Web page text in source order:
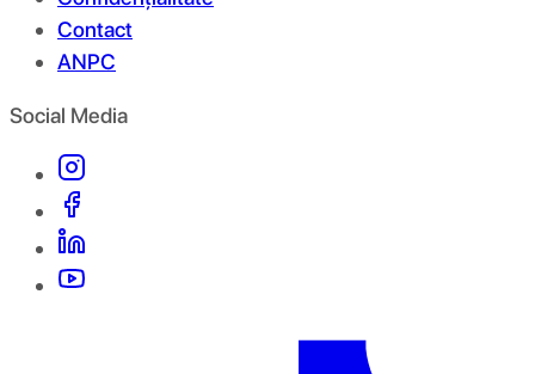
Contact
ANPC
Social Media